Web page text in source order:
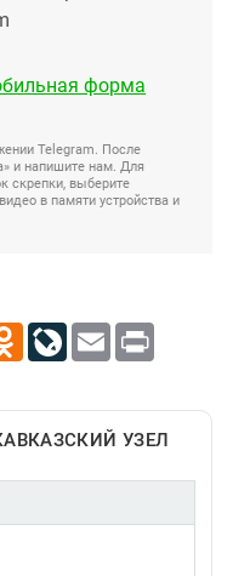
форма
Telegram. После
и напишите нам. Для
скрепки, выберите
в памяти устройства и
Odnoklassniki
LiveJournal
Email Print
УЗЕЛ